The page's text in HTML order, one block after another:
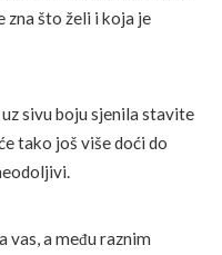
zna što želi i koja je
sivu boju sjenila stavite
tako još više doći do
vas, a među raznim